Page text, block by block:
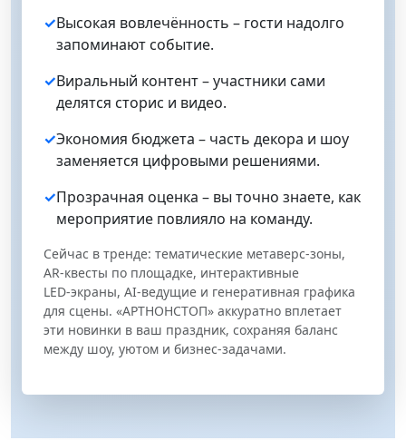
✓Высокая вовлечённость – гости надолго
запоминают событие.
✓Виральный контент – участники сами
делятся сторис и видео.
✓Экономия бюджета – часть декора и шоу
заменяется цифровыми решениями.
✓Прозрачная оценка – вы точно знаете, как
мероприятие повлияло на команду.
Сейчас в тренде: тематические метаверс‑зоны,
AR‑квесты по площадке, интерактивные
LED‑экраны, AI‑ведущие и генеративная графика
для сцены. «АРТНОНСТОП» аккуратно вплетает
эти новинки в ваш праздник, сохраняя баланс
между шоу, уютом и бизнес‑задачами.